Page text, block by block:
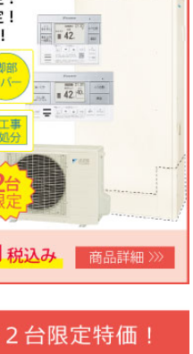
期間：2026年6月1日～12月
ン霧ヶ峰GVシリーズ10畳用
配管4ｍまで込）コミコミ価格
上げに伴う価格改定について
」工事費コミコミ特価！今
！3台限定コミコミ価格
次第終了となります。
台数限定大特価！20号オート
ットMFC-250V・標準工事費
コミコミ価格136,800円～